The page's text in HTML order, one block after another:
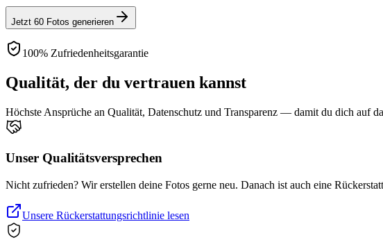
Jetzt 60 Fotos generieren
100% Zufriedenheitsgarantie
Qualität, der du vertrauen kannst
Höchste Ansprüche an Qualität, Datenschutz und Transparenz — damit du dich auf
Unser Qualitätsversprechen
Nicht zufrieden? Wir erstellen deine Fotos gerne neu. Danach ist auch eine
Unsere Rückerstattungsrichtlinie lesen